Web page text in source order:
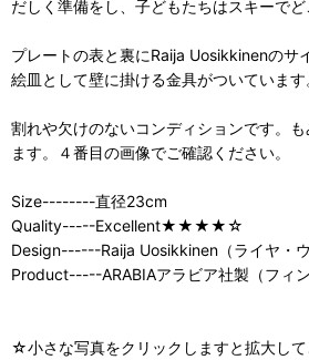
だしく準備をし、子どもたちはスキーでど
プレートの表と裏にRaija Uosikkinenのサ
絵皿として壁に掛ける金具がついています
割れや欠けのないコンディションです。
ます。４番目の画像でご確認ください。
Size--------直径23cm
Quality-----Excellent★★★★☆
Design------Raija Uosikkinen（ライヤ・ウ
Product-----ARABIAアラビア社製（フィン
☆小さな写真をクリックしますと拡大して